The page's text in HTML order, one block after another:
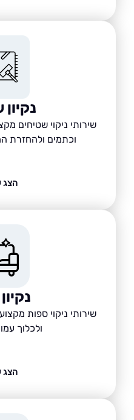
נקיון
שירותי ניקוי שטיחים מקצועיים
וכתמים ולהחזרת המראה
נקיון ספות
שירותי ניקוי ספות מקצועיים
ולכלוך עמוק מבד